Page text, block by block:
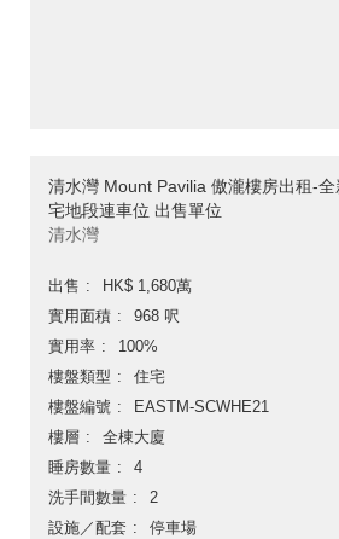
清水灣 Mount Pavilia 傲瀧樓房出租-
宅地段連車位 出售單位
清水灣
出售
HK$ 1,680萬
實用面積
968 呎
實用率
100%
樓盤類型
住宅
樓盤編號
EASTM-SCWHE21
樓層
全棟大廈
睡房數量
4
洗手間數量
2
設施／配套
停車場